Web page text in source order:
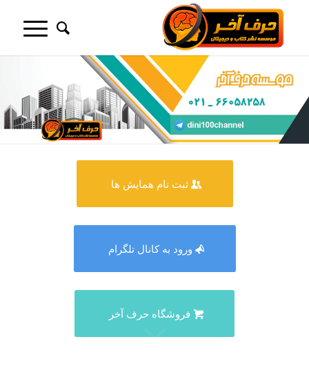
ثبت نام همایش ها
ورود به کانال تلگرام
فروشگاه حرف آخر